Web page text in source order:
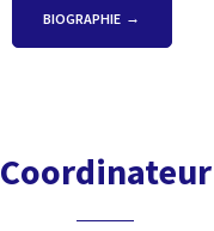
BIOGRAPHIE
Coordinateur